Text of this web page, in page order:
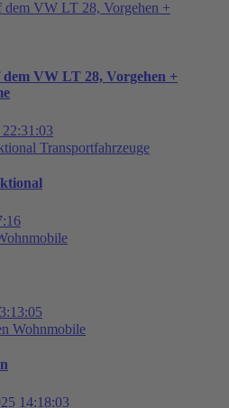
VW LT 28, Vorgehen +
Transportfahrzeuge
Wohnmobile
14:18:03